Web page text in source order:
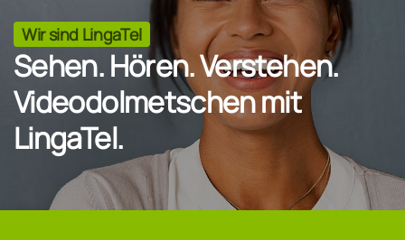
Wir sind LingaTel
Sehen. Hören. Verstehen.
Videodolmetschen mit
LingaTel.